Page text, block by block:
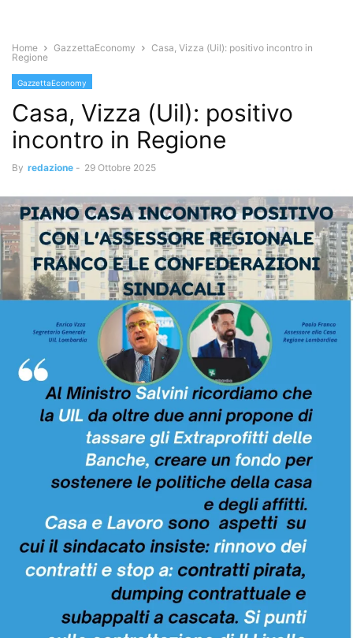
Home GazzettaEconomy
Casa, Vizza (Uil): positivo incontro in
Regione
GazzettaEconomy
Casa, Vizza (Uil): positivo
incontro in Regione
By redazione - 29 Ottobre 2025